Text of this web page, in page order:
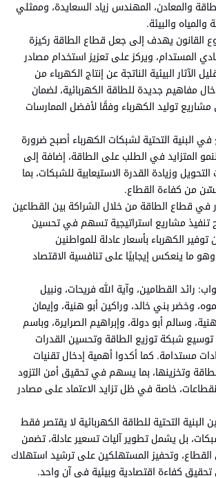
والمعادن، المهندس زياد السعايدة، وممثلي
والبيئة.
القانون يهدف إلى جعل قطاع الطاقة ركيزة
المستدام، ويركز على تعزيز استخدام مصادر
الآثار البيئية الناتجة عن إنتاج الكهرباء من
مفاهيم جديدة للطاقة الكهربائية، لضمان
مشاريع توليد الكهرباء وفقًا لأفضل الممارسات
البنية التحتية لشبكات الكهرباء أصبح ضرورة
المتزايد في الطلب على الطاقة، إضافة إلى
وزيادة القدرة الاستيعابية للشبكات، بما
من كفاءة القطاع.
في قطاع الطاقة من خلال الشراكة بين القطاعين
تنفيذ مشاريع استراتيجية تسهم في تحسين
الكهرباء بأسعار عادلة للمواطنين
وهو ما ينعكس إيجابيًا على تنافسية الاقتصاد
رائد القطامين، وآية الله فريحات، ونبيل
وخضر بني خالد، وراكين أبو هنية، وإيمان
وسالم أبو دولة، وإبراهيم الصرايرة، وباسم
توسيع شبكة توزيع الطاقة وتحسين القدرات
مستدامة. كما أكدوا أهمية إدخال تقنيات
وتخزينها، بما يسهم في تحقيق أمن التزود
خاصة في ظل تزايد الاعتماد على مصادر
البنية التحتية للطاقة الكهربائية لا يقتصر فقط
بل يشمل تطوير آليات تسعير عادلة، تضمن
وتحفيز المستهلكين على ترشيد استهلاك
تحقيق كفاءة اقتصادية وبيئية في آنٍ واحد.